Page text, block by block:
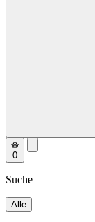
0
Suche
Alle